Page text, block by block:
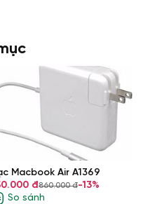
Macbook Air A1369
đ860.000 đ-13%
So sánh